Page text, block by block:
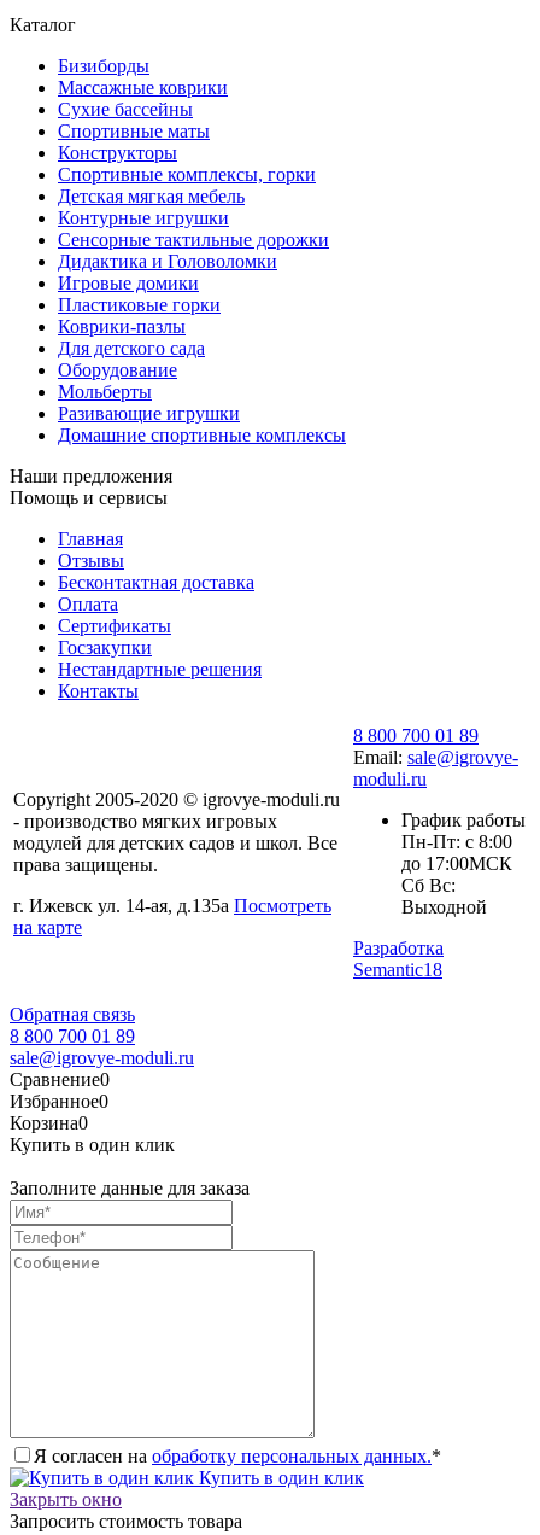
Каталог
Бизиборды
Массажные коврики
Сухие бассейны
Спортивные маты
Конструкторы
Спортивные комплексы, горки
Детская мягкая мебель
Контурные игрушки
Сенсорные тактильные дорожки
Дидактика и Головоломки
Игровые домики
Пластиковые горки
Коврики-пазлы
Для детского сада
Оборудование
Мольберты
Разивающие игрушки
Домашние спортивные комплексы
Наши предложения
Помощь и сервисы
Главная
Отзывы
Бесконтактная доставка
Оплата
Сертификаты
Госзакупки
Нестандартные решения
Контакты
Copyright 2005-2020 © igrovye-moduli.ru
- производство мягких игровых
модулей для детских садов и школ. Все
права защищены.
г. Ижевск ул. 14-ая, д.135а Посмотреть
на карте
8 800 700 01 89
Email: sale@igrovye-
moduli.ru
График работы
Пн-Пт: с 8:00
до 17:00МСК
Сб Вс:
Выходной
Разработка
Semantic18
Обратная связь
8 800 700 01 89
sale@igrovye-moduli.ru
Сравнение0
Избранное0
Корзина0
Купить в один клик
Заполните данные для заказа
Я согласен на обработку персональных данных.*
Купить в один клик
Закрыть окно
Запросить стоимость товара